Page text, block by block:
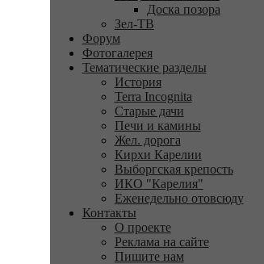
Доска позора
Зел-ТВ
Форум
Фотогалерея
Тематические разделы
История
Terra Incognita
Старые дачи
Печи и камины
Жел. дорога
Кирхи Карелии
Выборгская крепость
ИКО "Карелия"
Еженедельно отовсюду
Контакты
О проекте
Реклама на сайте
Пишите нам